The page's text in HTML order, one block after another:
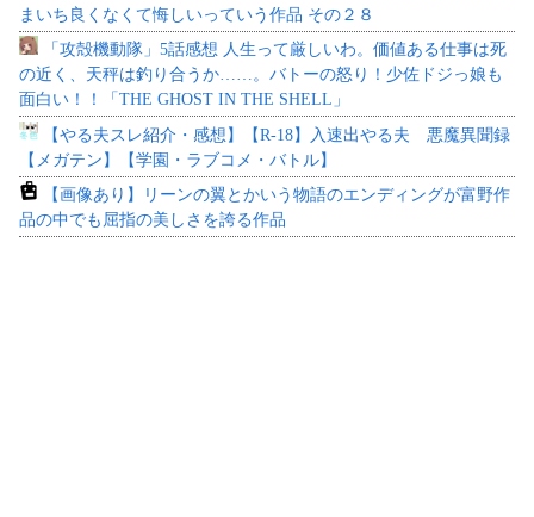
まいち良くなくて悔しいっていう作品 その２８
「攻殻機動隊」5話感想 人生って厳しいわ。価値ある仕事は死
の近く、天秤は釣り合うか……。バトーの怒り！少佐ドジっ娘も
面白い！！「THE GHOST IN THE SHELL」
【やる夫スレ紹介・感想】【R-18】入速出やる夫 悪魔異聞録
【メガテン】【学園・ラブコメ・バトル】
【画像あり】リーンの翼とかいう物語のエンディングが富野作
品の中でも屈指の美しさを誇る作品